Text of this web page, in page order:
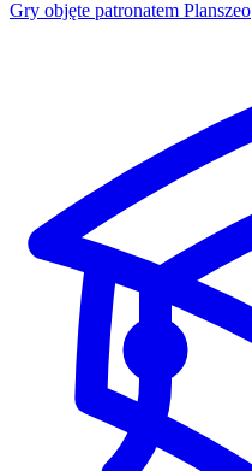
Gry objęte patronatem Planszeo